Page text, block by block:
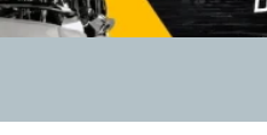
LOG_CHANNEL=stack
DB_CONNECTION=pgsql
DATABASE DB_PORT=5432
DB_USERNAME=USER-